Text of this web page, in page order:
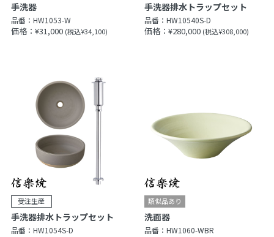
手洗器
品番： HW1053-W
価格：¥31,000 (税込¥34,100)
手洗器排水トラップセット
品番：HW10540S-D
価格：¥280,000 (税込¥308,000)
手洗器排水トラップセット
品番： HW1054S-D
洗面器
品番：HW1060-WBR